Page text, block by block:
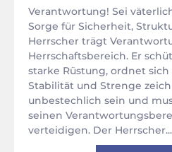
Verantwortung! Sei
Sorge für Sicherheit,
Herrscher trägt
Herrschaftsbereich. Er
starke Rüstung, ordnet
Stabilität und Strenge
unbestechlich sein und
seinen
verteidigen. Der Herrscher...